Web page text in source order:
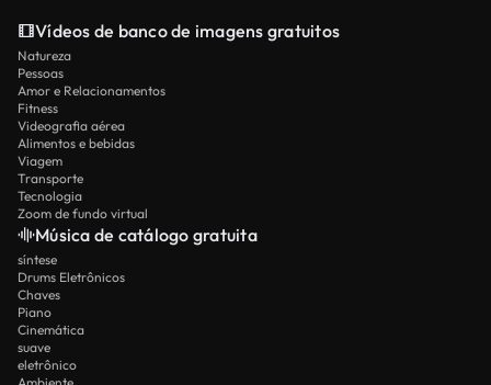
Vídeos de banco de imagens gratuitos
Natureza
Pessoas
Amor e Relacionamentos
Fitness
Videografia aérea
Alimentos e bebidas
Viagem
Transporte
Tecnologia
Zoom de fundo virtual
Música de catálogo gratuita
síntese
Drums Eletrônicos
Chaves
Piano
Cinemática
suave
eletrônico